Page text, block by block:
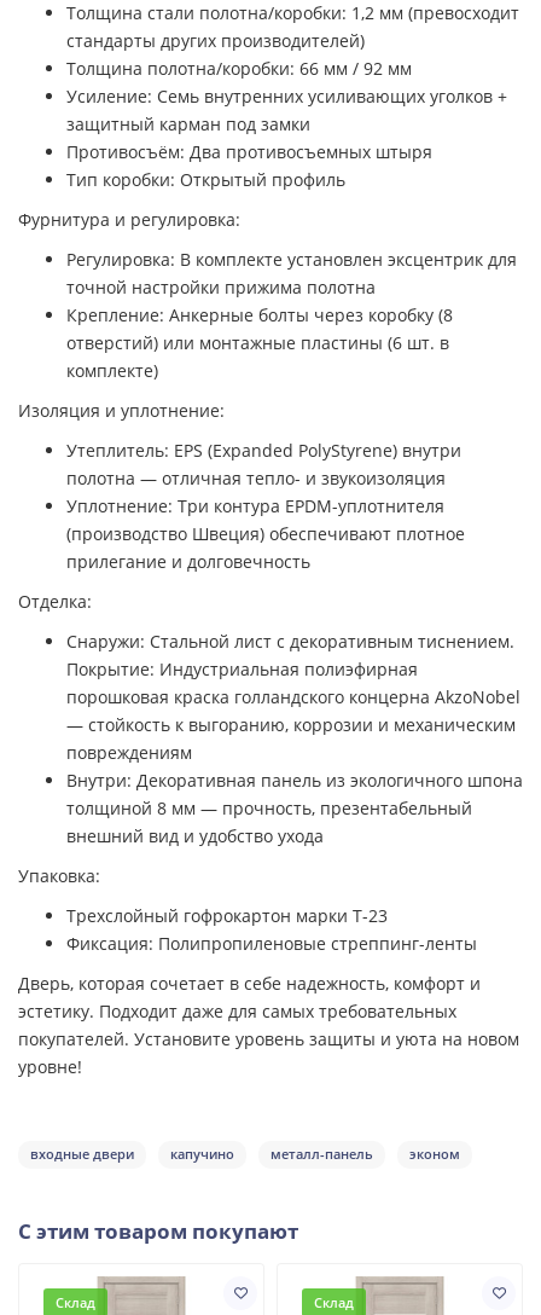
Толщина стали полотна/коробки: 1,2 мм (превосходит
стандарты других производителей)
Толщина полотна/коробки: 66 мм / 92 мм
Усиление: Семь внутренних усиливающих уголков +
защитный карман под замки
Противосъём: Два противосъемных штыря
Тип коробки: Открытый профиль
Фурнитура и регулировка:
Регулировка: В комплекте установлен эксцентрик для
точной настройки прижима полотна
Крепление: Анкерные болты через коробку (8
отверстий) или монтажные пластины (6 шт. в
комплекте)
Изоляция и уплотнение:
Утеплитель: EPS (Expanded PolyStyrene) внутри
полотна — отличная тепло- и звукоизоляция
Уплотнение: Три контура EPDM-уплотнителя
(производство Швеция) обеспечивают плотное
прилегание и долговечность
Отделка:
Снаружи: Стальной лист с декоративным тиснением.
Покрытие: Индустриальная полиэфирная
порошковая краска голландского концерна AkzoNobel
— стойкость к выгоранию, коррозии и механическим
повреждениям
Внутри: Декоративная панель из экологичного шпона
толщиной 8 мм — прочность, презентабельный
внешний вид и удобство ухода
Упаковка:
Трехслойный гофрокартон марки Т-23
Фиксация: Полипропиленовые стреппинг-ленты
Дверь, которая сочетает в себе надежность, комфорт и
эстетику. Подходит даже для самых требовательных
покупателей. Установите уровень защиты и уюта на новом
уровне!
входные двери капучино металл-панель эконом
С этим товаром покупают
Склад Склад